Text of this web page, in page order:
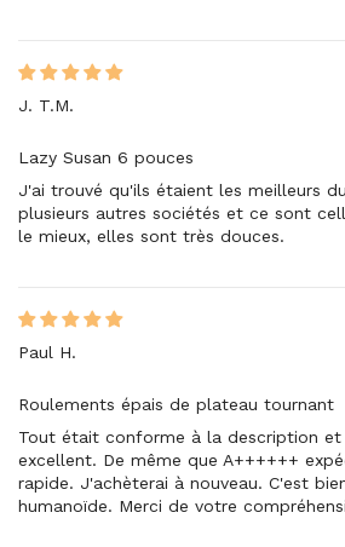
J. T.M.
Lazy Susan 6 pouces
J'ai trouvé qu'ils étaient les meilleurs
plusieurs autres sociétés et ce sont
le mieux, elles sont très douces.
Paul H.
Roulements épais de plateau tournant
Tout était conforme à la description
excellent. De même que A++++++
rapide. J'achèterai à nouveau. C'est
humanoïde. Merci de votre